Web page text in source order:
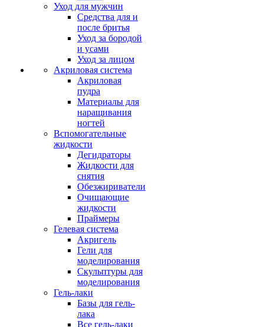
Уход для мужчин
Средства для и
после бритья
Уход за бородой
и усами
Уход за лицом
Акриловая система
Акриловая
пудра
Материалы для
наращивания
ногтей
Вспомогательные
жидкости
Дегидраторы
Жидкости для
снятия
Обезжириватели
Очищающие
жидкости
Праймеры
Гелевая система
Акригель
Гели для
моделирования
Скульптуры для
моделирования
Гель-лаки
Базы для гель-
лака
Все гель-лаки